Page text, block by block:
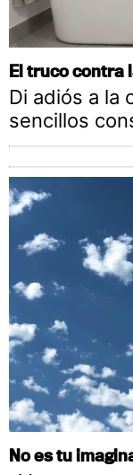
El truco contra
Di adiós a la
sencillos
No es tu